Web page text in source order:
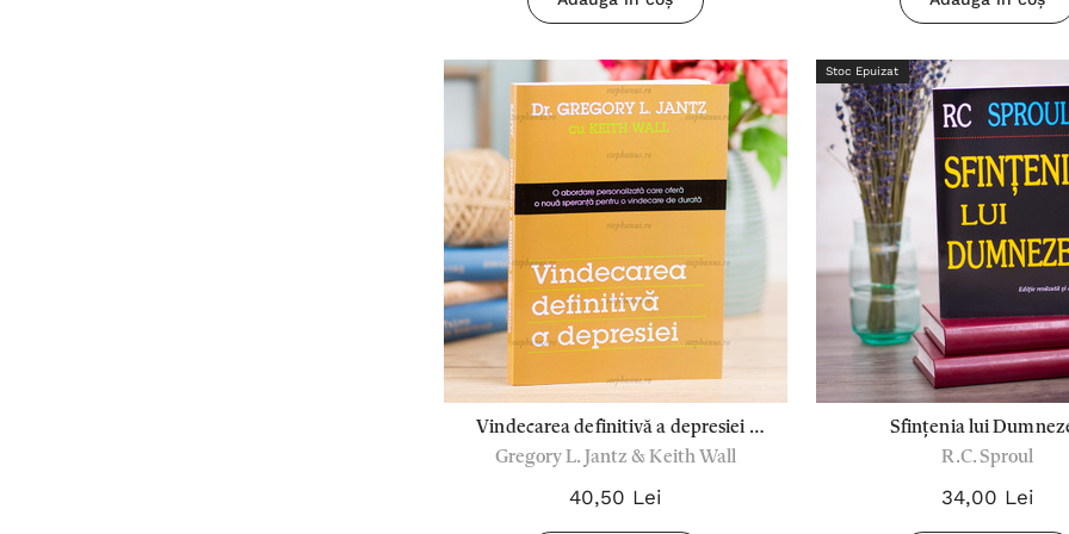
Vindecarea definitivă a depresiei -
Dr.Gregory L. Jantz
Gregory L. Jantz & Keith Wall
40,50 Lei
Stoc Epuizat
Sfințenia lui
R.C. Sproul
34,00 Lei